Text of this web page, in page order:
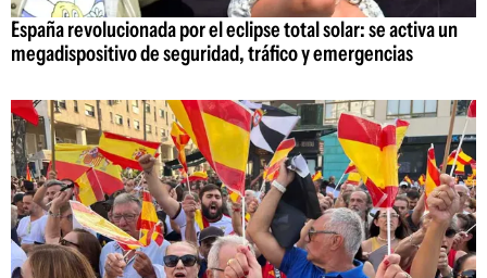
España revolucionada por el eclipse total solar: se activa un
megadispositivo de seguridad, tráfico y emergencias